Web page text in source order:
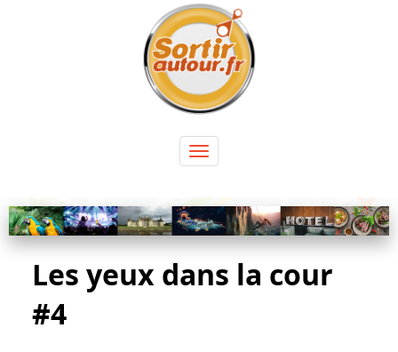
Toggle
navigation
Les yeux dans la cour
#4
Panneau de gestion des cookies